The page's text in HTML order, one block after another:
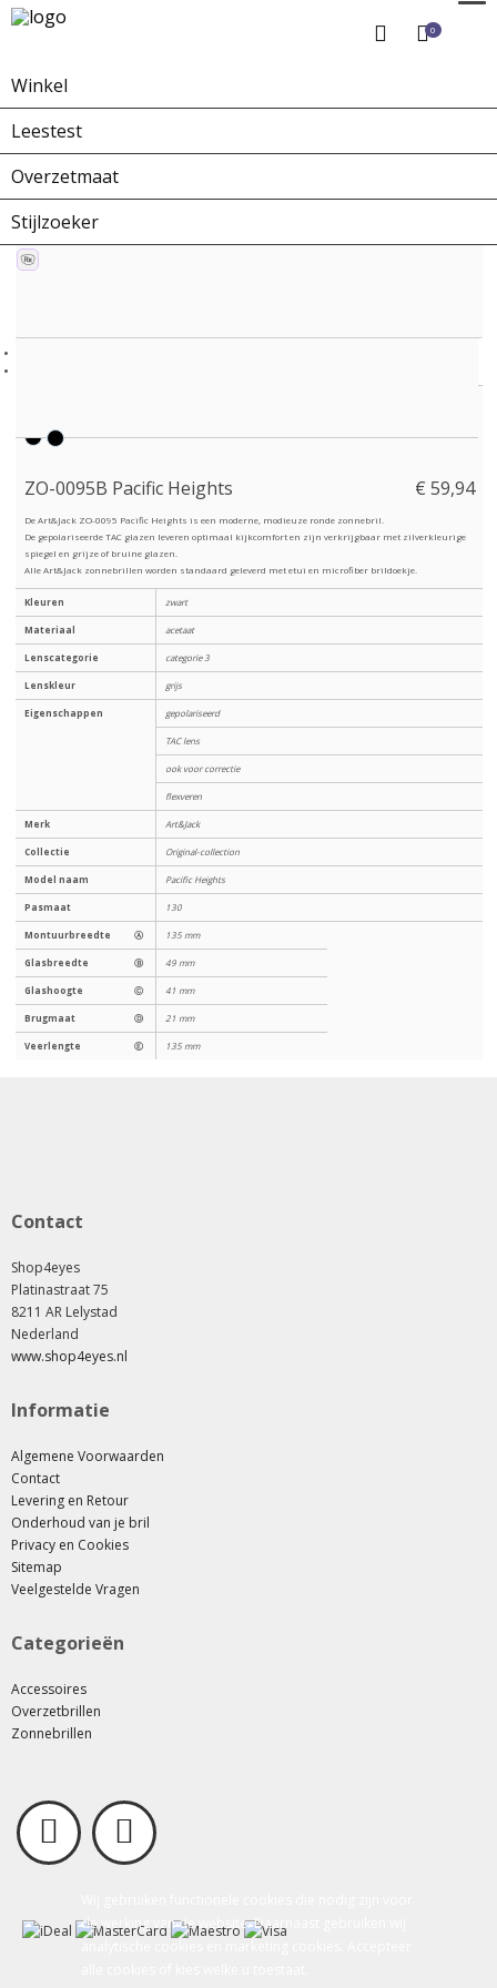
de werking van de website. Daarnaast gebruiken wij
0
Winkel
Leestest
Overzetmaat
Stijlzoeker
Home Winkel
ZO-0095B Pacific Heights € 59,94
De Art&Jack ZO-0095 Pacific Heights is een moderne, modieuze ronde zonnebril.
De gepolariseerde TAC glazen leveren optimaal kijkcomfort en zijn verkrijgbaar met zilverkleurige
spiegel en grijze of bruine glazen.
Alle Art&Jack zonnebrillen worden standaard geleverd met etui en microfiber brildoekje.
Kleuren zwart
Materiaal acetaat
Lenscategorie categorie 3
Lenskleur grijs
Eigenschappen gepolariseerd
TAC lens
ook voor correctie
flexveren
Merk Art&Jack
Collectie Original-collection
Model naam Pacific Heights
Pasmaat 130
Montuurbreedte Ⓐ 135 mm
Glasbreedte Ⓑ 49 mm
Glashoogte Ⓒ 41 mm
Brugmaat Ⓓ 21 mm
Veerlengte Ⓔ 135 mm
Contact
Shop4eyes
Platinastraat 75
8211 AR Lelystad
Nederland
www.shop4eyes.nl
Informatie
Algemene Voorwaarden
Contact
Levering en Retour
Onderhoud van je bril
Privacy en Cookies
Sitemap
Veelgestelde Vragen
Categorieën
Accessoires
Overzetbrillen
Zonnebrillen